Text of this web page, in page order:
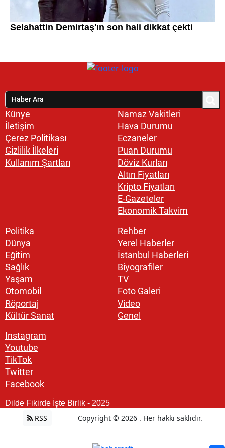
Künye
İletişim
Çerez Politikası
Gizlilik İlkeleri
Kullanım Şartları
Namaz Vakitleri
Hava Durumu
Eczaneler
Puan Durumu
Döviz Kurları
Altın Fiyatları
Kripto Fiyatları
E-Gazeteler
Ekonomik Takvim
Politika
Dünya
Eğitim
Sağlık
Yaşam
Otomobil
Röportaj
Kültür Sanat
Rehber
Yerel Haberler
İstanbul Haberleri
Biyografiler
TV
Foto Galeri
Video
Genel
Instagram
Youtube
TikTok
Twitter
Facebook
Dilde Fikirde İşte Birlik - 2025
RSS Copyright © 2026 . Her hakkı saklıdır.